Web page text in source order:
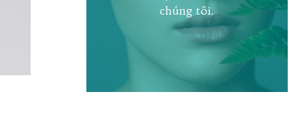
chúng tôi.